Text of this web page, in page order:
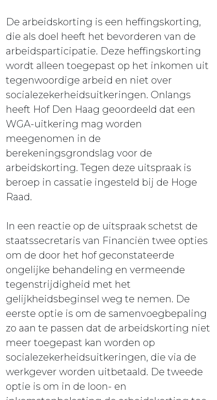
De arbeidskorting is een heffingskorting,
die als doel heeft het bevorderen van de
arbeidsparticipatie. Deze heffingskorting
wordt alleen toegepast op het inkomen uit
tegenwoordige arbeid en niet over
socialezekerheidsuitkeringen. Onlangs
heeft Hof Den Haag geoordeeld dat een
WGA-uitkering mag worden
meegenomen in de
berekeningsgrondslag voor de
arbeidskorting. Tegen deze uitspraak is
beroep in cassatie ingesteld bij de Hoge
Raad.
In een reactie op de uitspraak schetst de
staatssecretaris van Financiën twee opties
om de door het hof geconstateerde
ongelijke behandeling en vermeende
tegenstrijdigheid met het
gelijkheidsbeginsel weg te nemen. De
eerste optie is om de samenvoegbepaling
zo aan te passen dat de arbeidskorting niet
meer toegepast kan worden op
socialezekerheidsuitkeringen, die via de
werkgever worden uitbetaald. De tweede
optie is om in de loon- en